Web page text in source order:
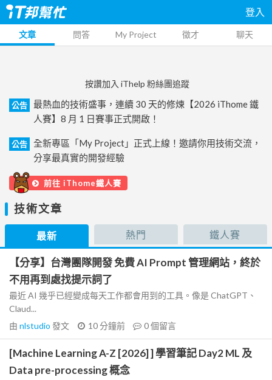
登入
文章 問答 My Project 徵才 聊天
按讚加入 iThelp 粉絲團追蹤
公告
最熱血的技術盛事，連續 30 天的修煉【2026 iThome 鐵
人賽】8 月 1 日賽事正式開啟！
公告
全新專區「My Project」正式上線！邀請你用技術交流，
分享最真實的開發經驗
前往 iThome鐵人賽
技術文章
最新 熱門 鐵人賽
【分享】台灣團隊開發 免費 AI Prompt 管理網站，終於
不用再到處找提示詞了
最近 AI 幾乎已經變成每天工作都會用到的工具。像是 ChatGPT、
Claud...
由 nlstudio 發文 10 分鐘前 0個留言
[Machine Learning A-Z [2026] ] 學習筆記 Day2 ML 及
Data pre-processing 概念